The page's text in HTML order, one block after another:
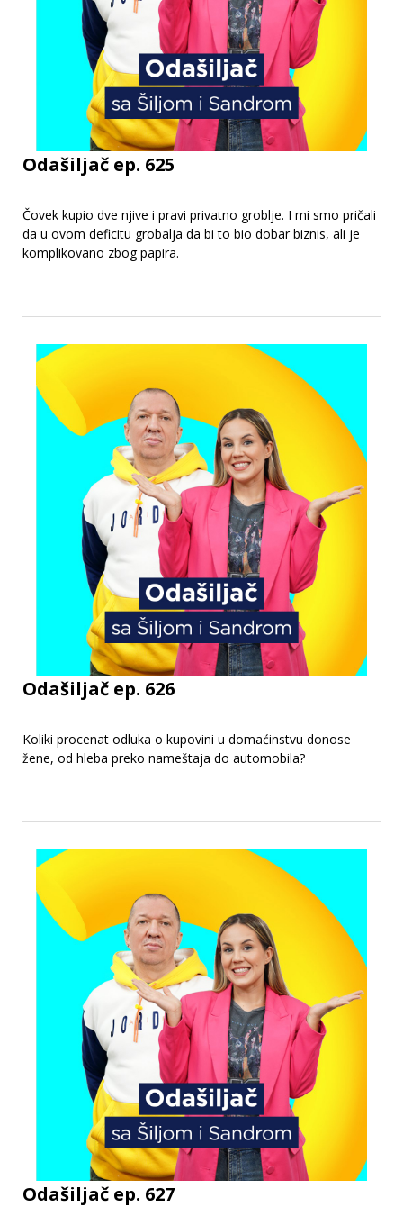
Odašiljač ep. 625
Čovek kupio dve njive i pravi privatno groblje. I mi smo pričali
da u ovom deficitu grobalja da bi to bio dobar biznis, ali je
komplikovano zbog papira.
Odašiljač ep. 626
Koliki procenat odluka o kupovini u domaćinstvu donose
žene, od hleba preko nameštaja do automobila?
Odašiljač ep. 627